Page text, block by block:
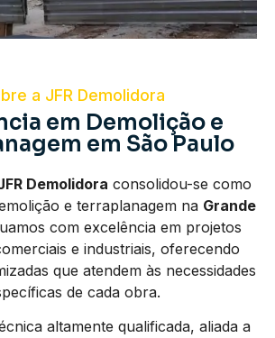
a JFR Demolidora
em Demolição e
em São Paulo
Demolidora consolidou-se como
e terraplanagem na Grande
com excelência em projetos
e industriais, oferecendo
que atendem às necessidades
de cada obra.
altamente qualificada, aliada a